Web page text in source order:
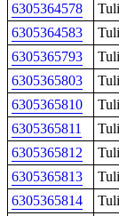
6305364578
6305364583
6305365793
6305365803
6305365810
6305365811
6305365812
6305365813
6305365814